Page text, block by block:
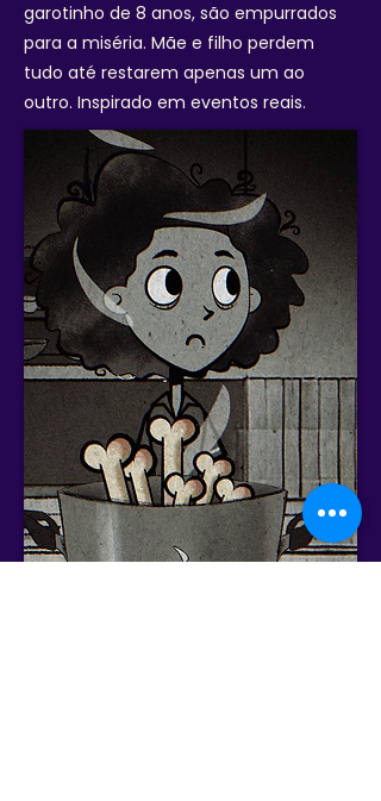
garotinho de 8 anos, são empurrados
para a miséria. Mãe e filho perdem
tudo até restarem apenas um ao
outro. Inspirado em eventos reais.